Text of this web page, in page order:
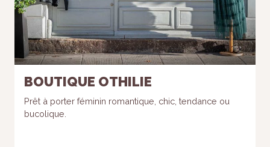
BOUTIQUE OTHILIE
Prêt à porter féminin romantique, chic, tendance ou
bucolique.